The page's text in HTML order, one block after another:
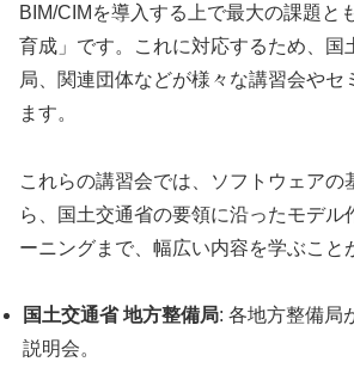
BIM/CIMを導入する上で最大の課題と
育成」です。これに対応するため、国
局、関連団体などが様々な講習会やセ
ます。
これらの講習会では、ソフトウェアの
ら、国土交通省の要領に沿ったモデル
ーニングまで、幅広い内容を学ぶこと
国土交通省 地方整備局: 各地方整備局
説明会。